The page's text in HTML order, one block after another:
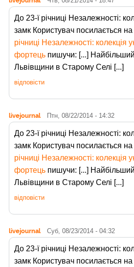
До 23-ї річниці Незалежності:
замк Користувач посилається
річниці Незалежності: колекція
фортець пишучи: [...]
Львівщини в Старому Селі [...]
відповісти
livejournal Птн, 08/22/2014 - 14:32
До 23-ї річниці Незалежності:
замк Користувач посилається
річниці Незалежності: колекція
фортець пишучи: [...]
Львівщини в Старому Селі [...]
відповісти
livejournal Суб, 08/23/2014 - 04:32
До 23-ї річниці Незалежності:
замк Користувач посилається